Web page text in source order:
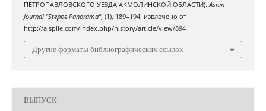
ПЕТРОПАВЛОВСКОГО УЕЗДА АКМОЛИНСКОЙ ОБЛАСТИ).Asian
Journal "Steppe Panorama", (1), 189–194. извлечено от
http://ajspiie.com/index.php/history/article/view/894
Другие форматы библиографических ссылок
ВЫПУСК